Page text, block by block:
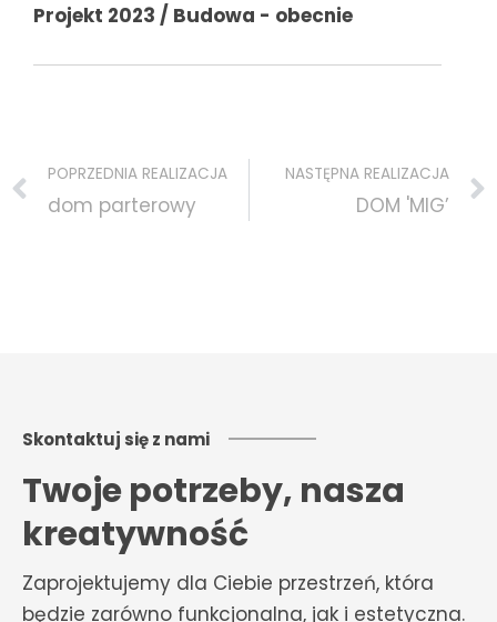
Projekt 2023 / Budowa - obecnie
Prev
POPRZEDNIA REALIZACJA
dom parterowy
NASTĘPNA REALIZACJA
DOM 'MIG’
Skontaktuj się z nami
Twoje potrzeby, nasza
kreatywność
Zaprojektujemy dla Ciebie przestrzeń, która
będzie zarówno funkcjonalna, jak i estetyczna.